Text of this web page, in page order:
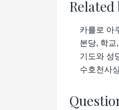
카를로 아
본당, 학
기도와 성
수호천사